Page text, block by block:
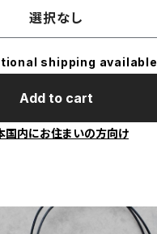
選択なし
shipping available
Add to cart
国内にお住まいの方向け